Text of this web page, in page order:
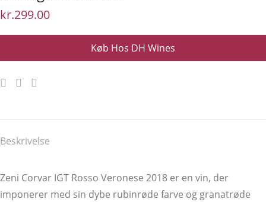
kr.299.00
Køb Hos DH Wines
Beskrivelse
Zeni Corvar IGT Rosso Veronese 2018 er en vin, der
imponerer med sin dybe rubinrøde farve og granatrøde